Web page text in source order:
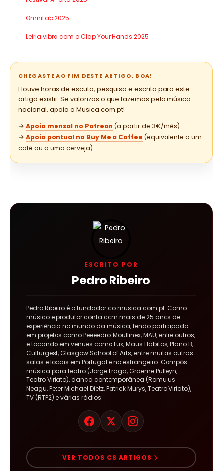
OmniLab 2025
Leiria vibra com o Clap Your Hands 2025
CHEGASTE AO FIM DESTE ARTIGO, BOA!
Houve horas de escuta, pesquisa e escrita para este
artigo existir. Se valorizas o que fazemos pela música
nacional, apoia o Musica.com.pt!
→ Apoio mensal no Patreon (a partir de 3€/mês)
→ Apoio pontual no Buy Me a Coffee (equivalente a um
café ou a uma cerveja)
ESCRITO POR
Pedro Ribeiro
Pedro Ribeiro é o fundador do musica.com.pt. Como
músico e produtor conta com mais de 25 anos de
experiência no mundo da música, tendo participado
em projetos como Peeeedro, Moullinex, MAU, entre outros,
e tocando em venues como Lux, Maus Hábitos, Plano B,
Culturgest, Glasgow School of Arts, entre muitas outras
salas e locais em Portugal e no estrangeiro. Compôs
música para teatro (Jorge Fraga, Graeme Pulleyn,
Teatro Viriato), dança contemporânea (Romulus
Neagu, Peter Michael Dietz, Patrick Murys, Teatro Viriato),
TV (RTP2) e várias rádios.
VER TODOS OS ARTIGOS